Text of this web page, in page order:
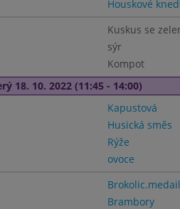
Houskové
Kuskus se
sýr
Kompot
18. 10. 2022 (11:45 - 14:00)
Kapustová
Husická směs
Rýže
ovoce
Brambory